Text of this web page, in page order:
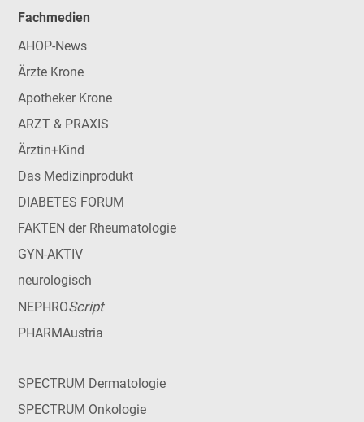
Fachmedien
AHOP-News
Ärzte Krone
Apotheker Krone
ARZT & PRAXIS
Ärztin+Kind
Das Medizinprodukt
DIABETES FORUM
FAKTEN der Rheumatologie
GYN-AKTIV
neurologisch
NEPHROScript
PHARMAustria
SPECTRUM Dermatologie
SPECTRUM Onkologie